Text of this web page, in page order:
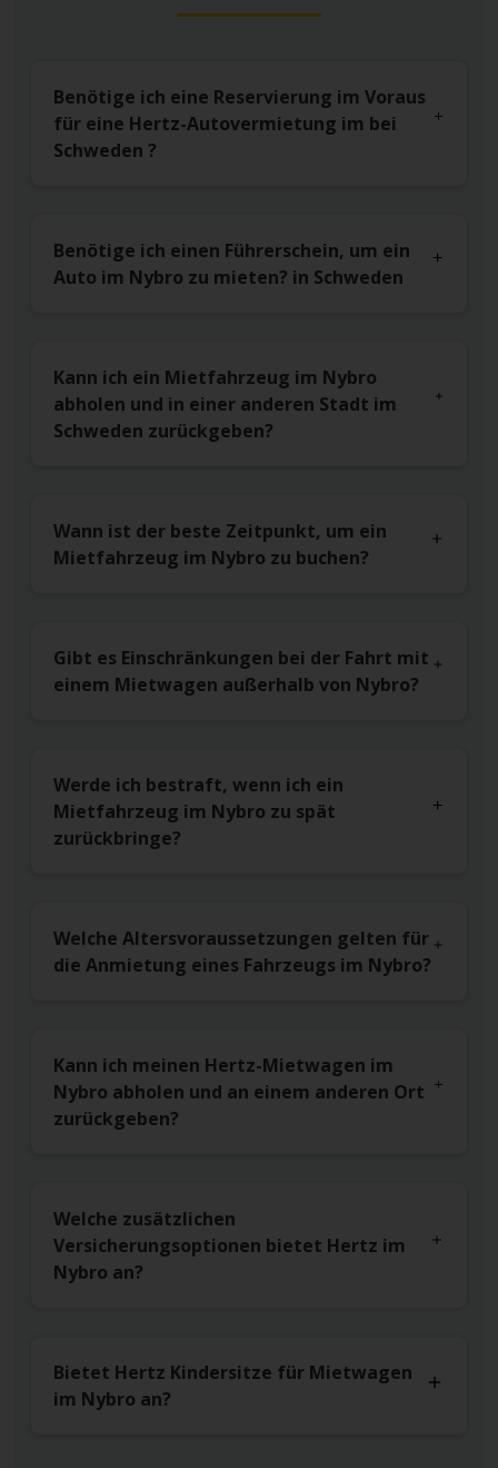
Benötige ich eine Reservierung im Voraus
für eine Hertz-Autovermietung im bei
Schweden ?
Benötige ich einen Führerschein, um ein
Auto im Nybro zu mieten? in Schweden
Kann ich ein Mietfahrzeug im Nybro
abholen und in einer anderen Stadt im
Schweden zurückgeben?
Wann ist der beste Zeitpunkt, um ein
Mietfahrzeug im Nybro zu buchen?
Gibt es Einschränkungen bei der Fahrt mit
einem Mietwagen außerhalb von Nybro?
Werde ich bestraft, wenn ich ein
Mietfahrzeug im Nybro zu spät
zurückbringe?
Welche Altersvoraussetzungen gelten für
die Anmietung eines Fahrzeugs im Nybro?
Kann ich meinen Hertz-Mietwagen im
Nybro abholen und an einem anderen Ort
zurückgeben?
Welche zusätzlichen
Versicherungsoptionen bietet Hertz im
Nybro an?
Bietet Hertz Kindersitze für Mietwagen
im Nybro an?